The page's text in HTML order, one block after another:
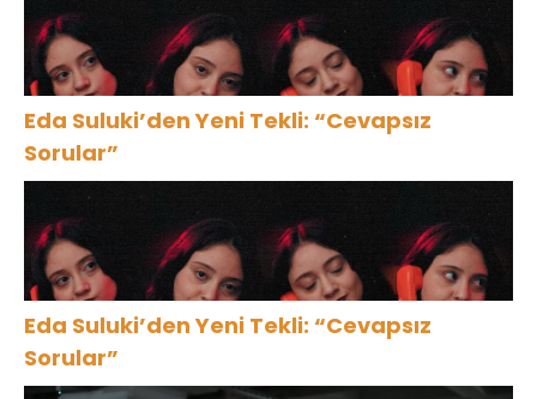
Eda Suluki’den Yeni Tekli: “Cevapsız
Sorular”
Eda Suluki’den Yeni Tekli: “Cevapsız
Sorular”